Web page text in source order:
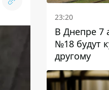
23:20
В Днепре 7
№18 будут
другому